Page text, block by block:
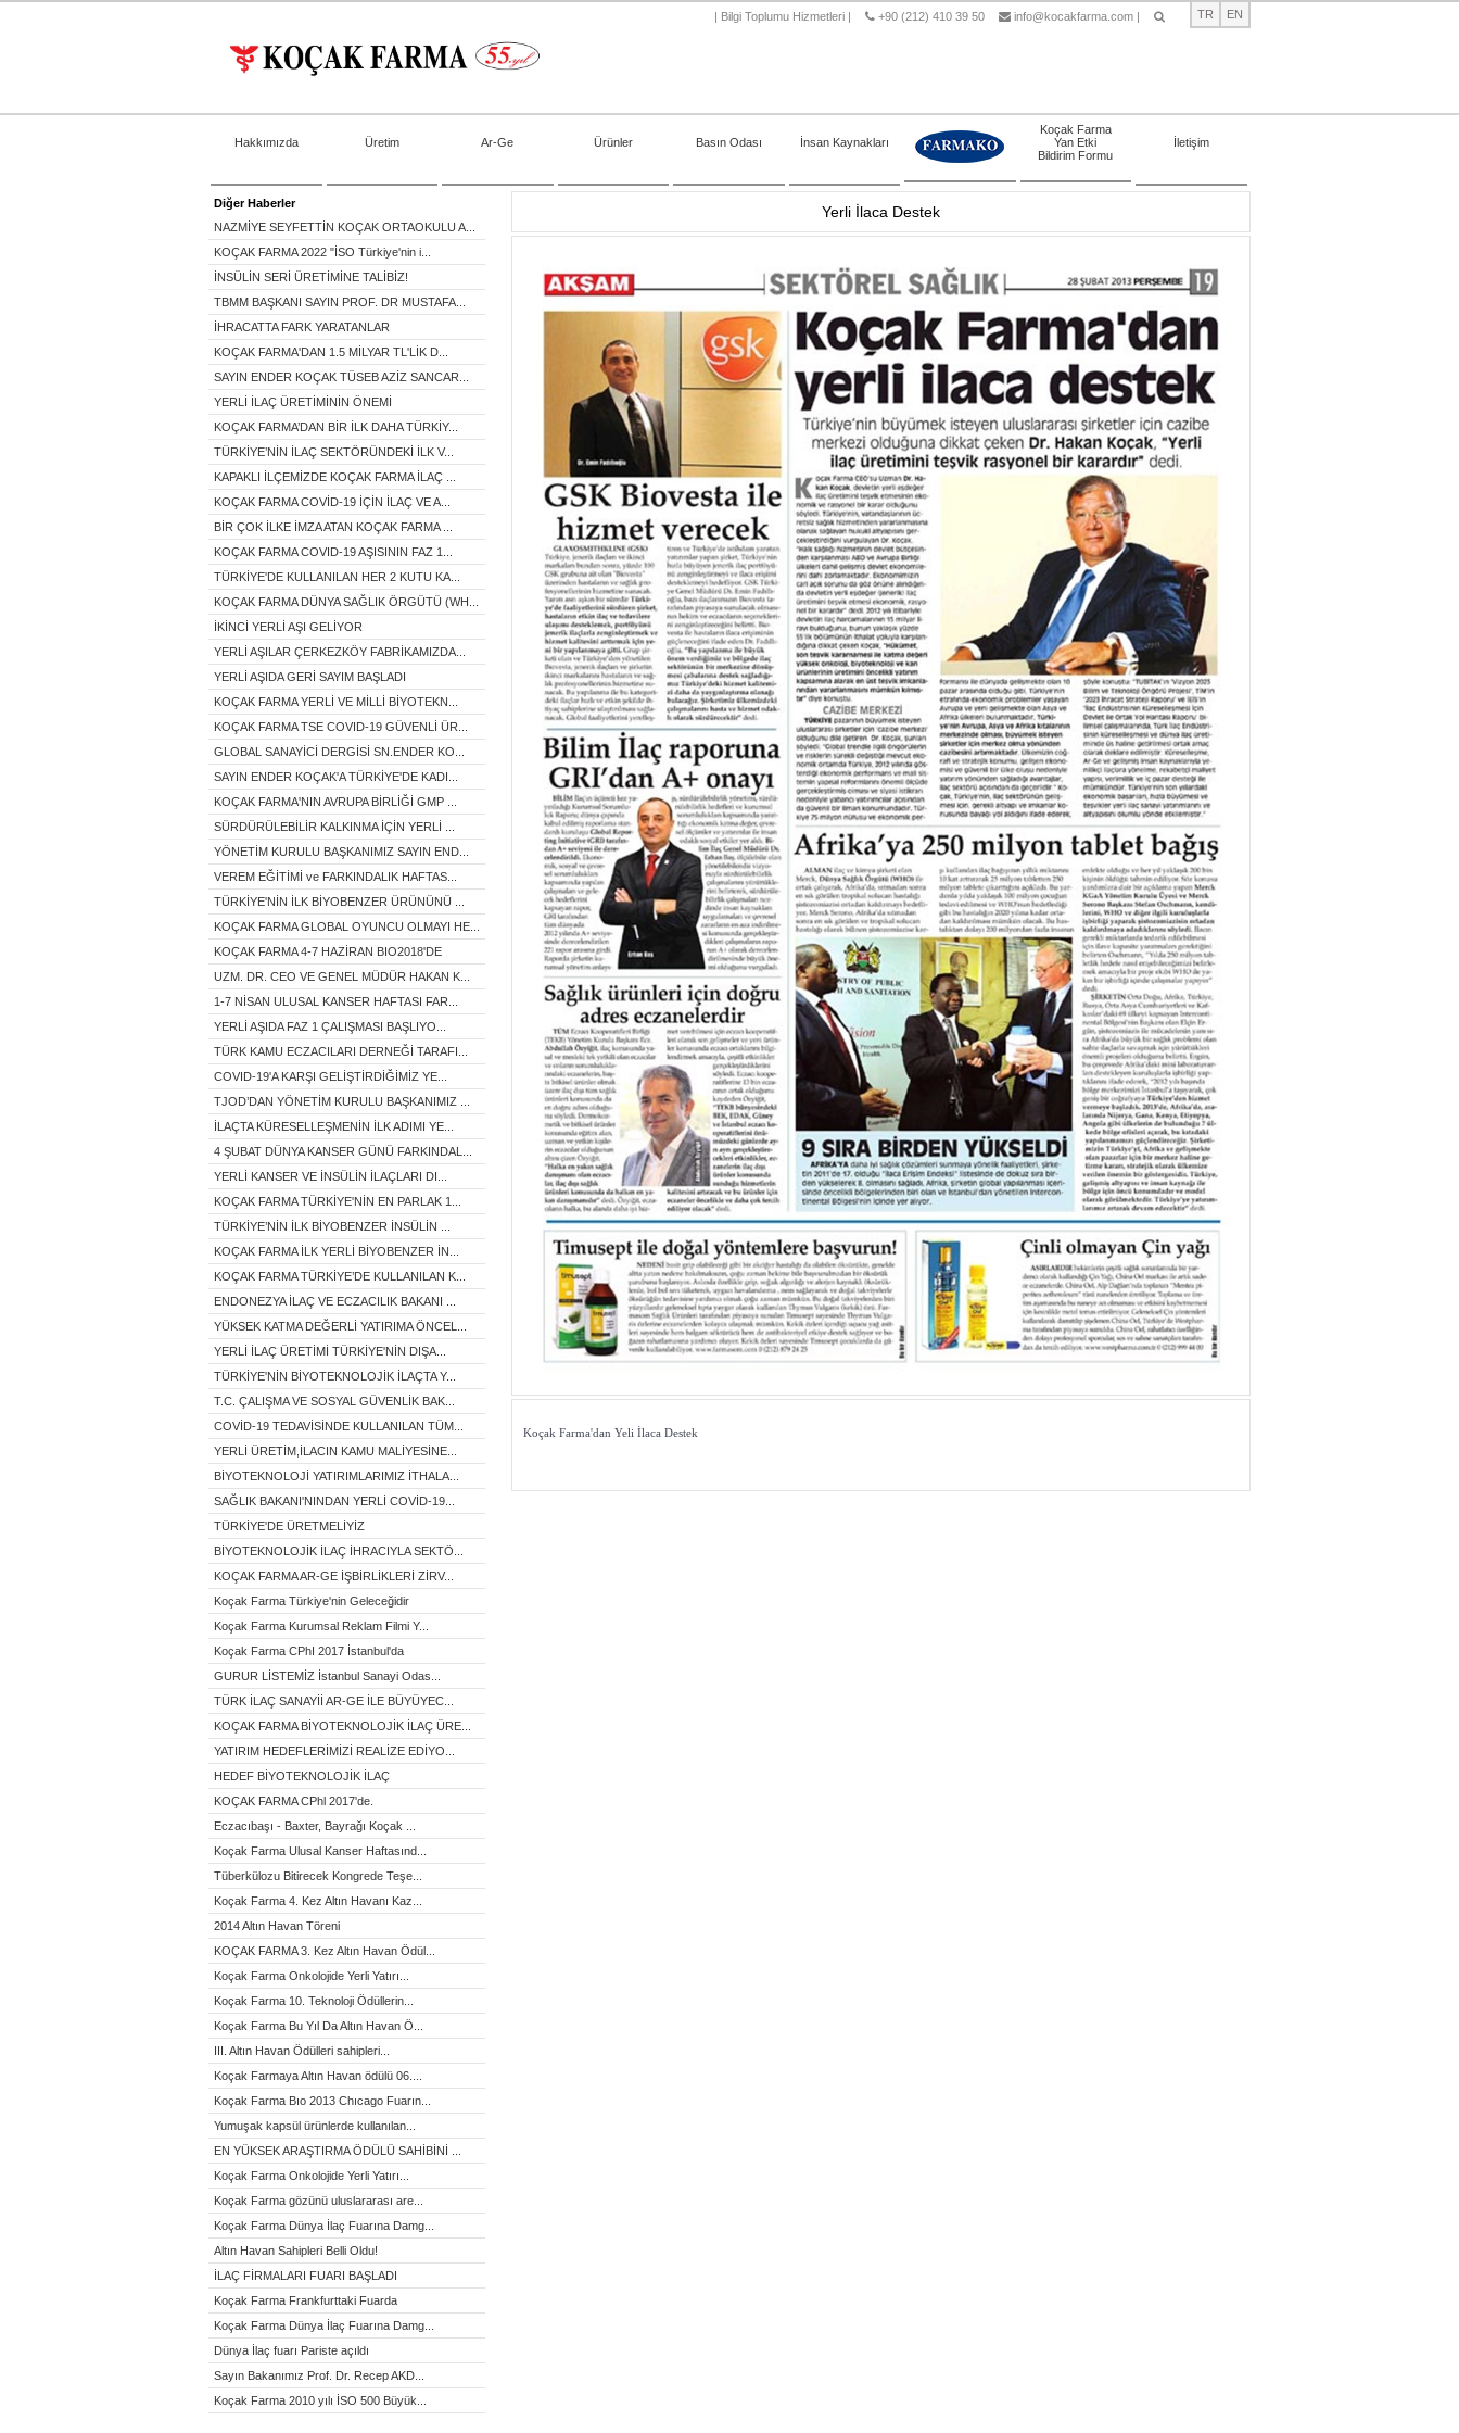
| Bilgi Toplumu Hizmetleri | +90 (212) 410 39 50 info@kocakfarma.com | TR EN
Hakkımızda Üretim Ar-Ge Ürünler Basın Odası İnsan Kaynakları
Koçak Farma
Yan Etki
Bildirim Formu
İletişim
Diğer Haberler
NAZMİYE SEYFETTİN KOÇAK ORTAOKULU A...
KOÇAK FARMA 2022 "İSO Türkiye'nin i...
İNSÜLİN SERİ ÜRETİMİNE TALİBİZ!
TBMM BAŞKANI SAYIN PROF. DR MUSTAFA...
İHRACATTA FARK YARATANLAR
KOÇAK FARMA'DAN 1.5 MİLYAR TL'LİK D...
SAYIN ENDER KOÇAK TÜSEB AZİZ SANCAR...
YERLİ İLAÇ ÜRETİMİNİN ÖNEMİ
KOÇAK FARMA’DAN BİR İLK DAHA TÜRKİY...
TÜRKİYE’NİN İLAÇ SEKTÖRÜNDEKİ İLK V...
KAPAKLI İLÇEMİZDE KOÇAK FARMA İLAÇ ...
KOÇAK FARMA COVİD-19 İÇİN İLAÇ VE A...
BİR ÇOK İLKE İMZA ATAN KOÇAK FARMA ...
KOÇAK FARMA COVID-19 AŞISININ FAZ 1...
TÜRKİYE'DE KULLANILAN HER 2 KUTU KA...
KOÇAK FARMA DÜNYA SAĞLIK ÖRGÜTÜ (WH...
İKİNCİ YERLİ AŞI GELİYOR
YERLİ AŞILAR ÇERKEZKÖY FABRİKAMIZDA...
YERLİ AŞIDA GERİ SAYIM BAŞLADI
KOÇAK FARMA YERLİ VE MİLLİ BİYOTEKN...
KOÇAK FARMA TSE COVID-19 GÜVENLİ ÜR...
GLOBAL SANAYİCİ DERGİSİ SN.ENDER KO...
SAYIN ENDER KOÇAK'A TÜRKİYE'DE KADI...
KOÇAK FARMA'NIN AVRUPA BİRLİĞİ GMP ...
SÜRDÜRÜLEBİLİR KALKINMA İÇİN YERLİ ...
YÖNETİM KURULU BAŞKANIMIZ SAYIN END...
VEREM EĞİTİMİ ve FARKINDALIK HAFTAS...
TÜRKİYE'NİN İLK BİYOBENZER ÜRÜNÜNÜ ...
KOÇAK FARMA GLOBAL OYUNCU OLMAYI HE...
KOÇAK FARMA 4-7 HAZİRAN BIO2018'DE
UZM. DR. CEO VE GENEL MÜDÜR HAKAN K...
1-7 NİSAN ULUSAL KANSER HAFTASI FAR...
YERLİ AŞIDA FAZ 1 ÇALIŞMASI BAŞLIYO...
TÜRK KAMU ECZACILARI DERNEĞİ TARAFI...
COVID-19'A KARŞI GELİŞTİRDİĞİMİZ YE...
TJOD’DAN YÖNETİM KURULU BAŞKANIMIZ ...
İLAÇTA KÜRESELLEŞMENİN İLK ADIMI YE...
4 ŞUBAT DÜNYA KANSER GÜNÜ FARKINDAL...
YERLİ KANSER VE İNSÜLİN İLAÇLARI DI...
KOÇAK FARMA TÜRKİYE'NİN EN PARLAK 1...
TÜRKİYE’NİN İLK BİYOBENZER İNSÜLİN ...
KOÇAK FARMA İLK YERLİ BİYOBENZER İN...
KOÇAK FARMA TÜRKİYE’DE KULLANILAN K...
ENDONEZYA İLAÇ VE ECZACILIK BAKANI ...
YÜKSEK KATMA DEĞERLİ YATIRIMA ÖNCEL...
YERLİ İLAÇ ÜRETİMİ TÜRKİYE'NİN DIŞA...
TÜRKİYE'NİN BİYOTEKNOLOJİK İLAÇTA Y...
T.C. ÇALIŞMA VE SOSYAL GÜVENLİK BAK...
COVİD-19 TEDAVİSİNDE KULLANILAN TÜM...
YERLİ ÜRETİM,İLACIN KAMU MALİYESİNE...
BİYOTEKNOLOJİ YATIRIMLARIMIZ İTHALA...
SAĞLIK BAKANI'NINDAN YERLİ COVİD-19...
TÜRKİYE'DE ÜRETMELİYİZ
BİYOTEKNOLOJİK İLAÇ İHRACIYLA SEKTÖ...
KOÇAK FARMA AR-GE İŞBİRLİKLERİ ZİRV...
Koçak Farma Türkiye'nin Geleceğidir
Koçak Farma Kurumsal Reklam Filmi Y...
Koçak Farma CPhI 2017 İstanbul'da
GURUR LİSTEMİZ İstanbul Sanayi Odas...
TÜRK İLAÇ SANAYİİ AR-GE İLE BÜYÜYEC...
KOÇAK FARMA BİYOTEKNOLOJİK İLAÇ ÜRE...
YATIRIM HEDEFLERİMİZİ REALİZE EDİYO...
HEDEF BİYOTEKNOLOJİK İLAÇ
KOÇAK FARMA CPhl 2017'de.
Eczacıbaşı - Baxter, Bayrağı Koçak ...
Koçak Farma Ulusal Kanser Haftasınd...
Tüberkülozu Bitirecek Kongrede Teşe...
Koçak Farma 4. Kez Altın Havanı Kaz...
2014 Altın Havan Töreni
KOÇAK FARMA 3. Kez Altın Havan Ödül...
Koçak Farma Onkolojide Yerli Yatırı...
Koçak Farma 10. Teknoloji Ödüllerin...
Koçak Farma Bu Yıl Da Altın Havan Ö...
III. Altın Havan Ödülleri sahipleri...
Koçak Farmaya Altın Havan ödülü 06....
Koçak Farma Bıo 2013 Chıcago Fuarın...
Yumuşak kapsül ürünlerde kullanılan...
EN YÜKSEK ARAŞTIRMA ÖDÜLÜ SAHİBİNİ ...
Koçak Farma Onkolojide Yerli Yatırı...
Koçak Farma gözünü uluslararası are...
Koçak Farma Dünya İlaç Fuarına Damg...
Altın Havan Sahipleri Belli Oldu!
İLAÇ FİRMALARI FUARI BAŞLADI
Koçak Farma Frankfurttaki Fuarda
Koçak Farma Dünya İlaç Fuarına Damg...
Dünya İlaç fuarı Pariste açıldı
Sayın Bakanımız Prof. Dr. Recep AKD...
Koçak Farma 2010 yılı İSO 500 Büyük...
Yerli İlaca Destek
Koçak Farma'dan Yeli İlaca Destek